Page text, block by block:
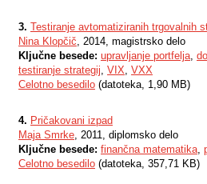
3. Testiranje avtomatiziranih trgovalnih
Nina Klopčič, 2014, magistrsko delo
Ključne besede: upravljanje portfelja,
testiranje strategij, VIX, VXX
Celotno besedilo (datoteka, 1,90 MB)
4. Pričakovani izpad
Maja Smrke, 2011, diplomsko delo
Ključne besede: finančna matematika,
Celotno besedilo (datoteka, 357,71 KB)